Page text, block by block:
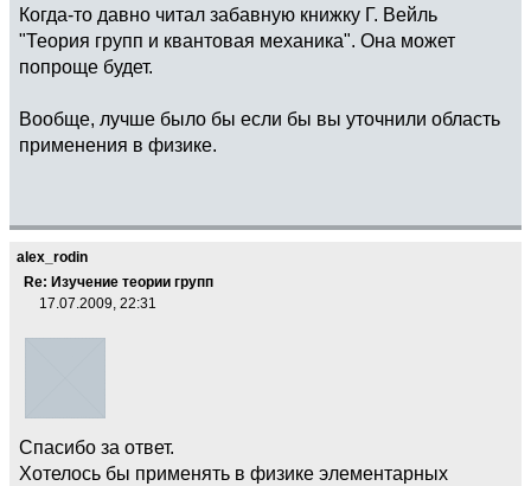
Когда-то давно читал забавную книжку Г. Вейль
"Теория групп и квантовая механика". Она может
попроще будет.
Вообще, лучше было бы если бы вы уточнили область
применения в физике.
alex_rodin
Re: Изучение теории групп
17.07.2009, 22:31
Спасибо за ответ.
Хотелось бы применять в физике элементарных